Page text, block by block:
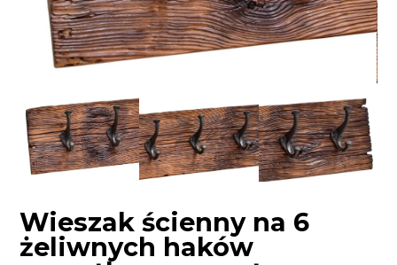
Wieszak ścienny na 6
żeliwnych haków